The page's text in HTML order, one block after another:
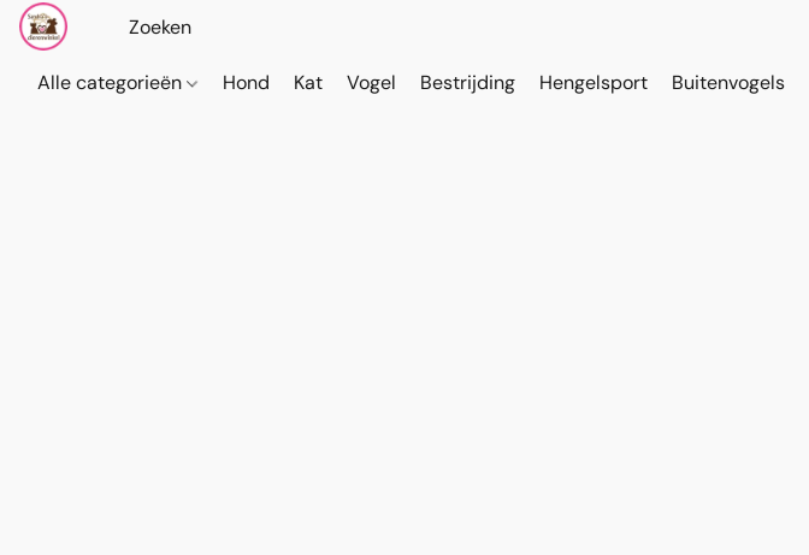
Alle categorieën Hond Kat Vogel Bestrijding Hengelsport Buitenvogels